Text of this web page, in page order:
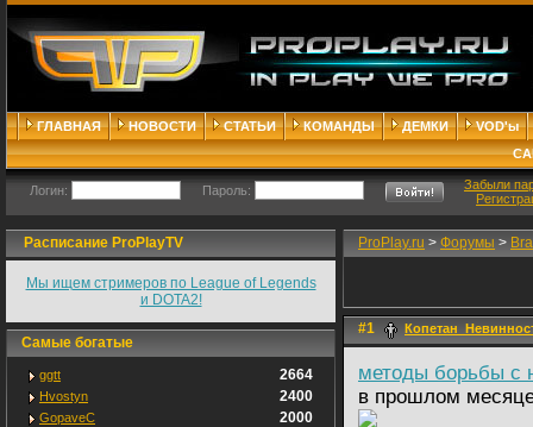
ГЛАВНАЯ НОВОСТИ СТАТЬИ КОМАНДЫ ДЕМКИ
VOD'ы
Логин: Пароль:
Забыли
Расписание ProPlayTV
Мы ищем стримеров по League of Legends
и DOTA2!
Самые богатые
ggtt 2664
Hvostyn 2400
GopaveC 2000
ProPlay.ru > Форумы >
#1
методы борьбы с
в прошлом